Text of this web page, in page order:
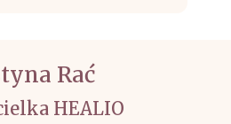
Rać
HEALIO